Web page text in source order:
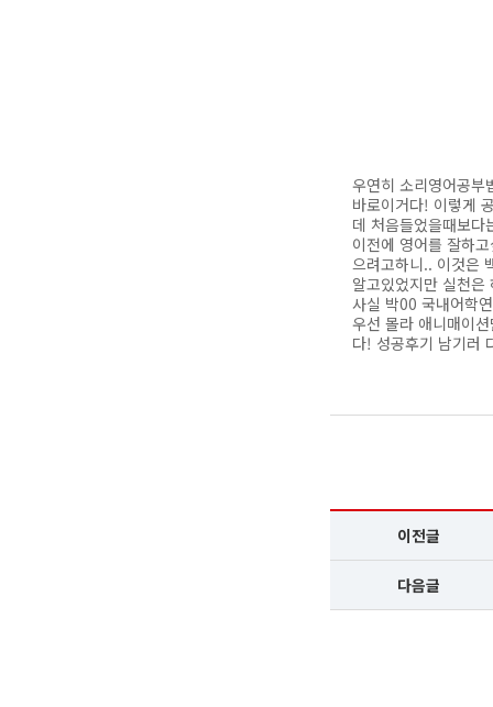
우연히 소리영어공부
바로이거다! 이렇게
데 처음들었을때보다
이전에 영어를 잘하
으려고하니.. 이것은
알고있었지만 실천
사실 박00 국내어학
우선 몰라 애니매이
다! 성공후기 남기러
이전글
다음글